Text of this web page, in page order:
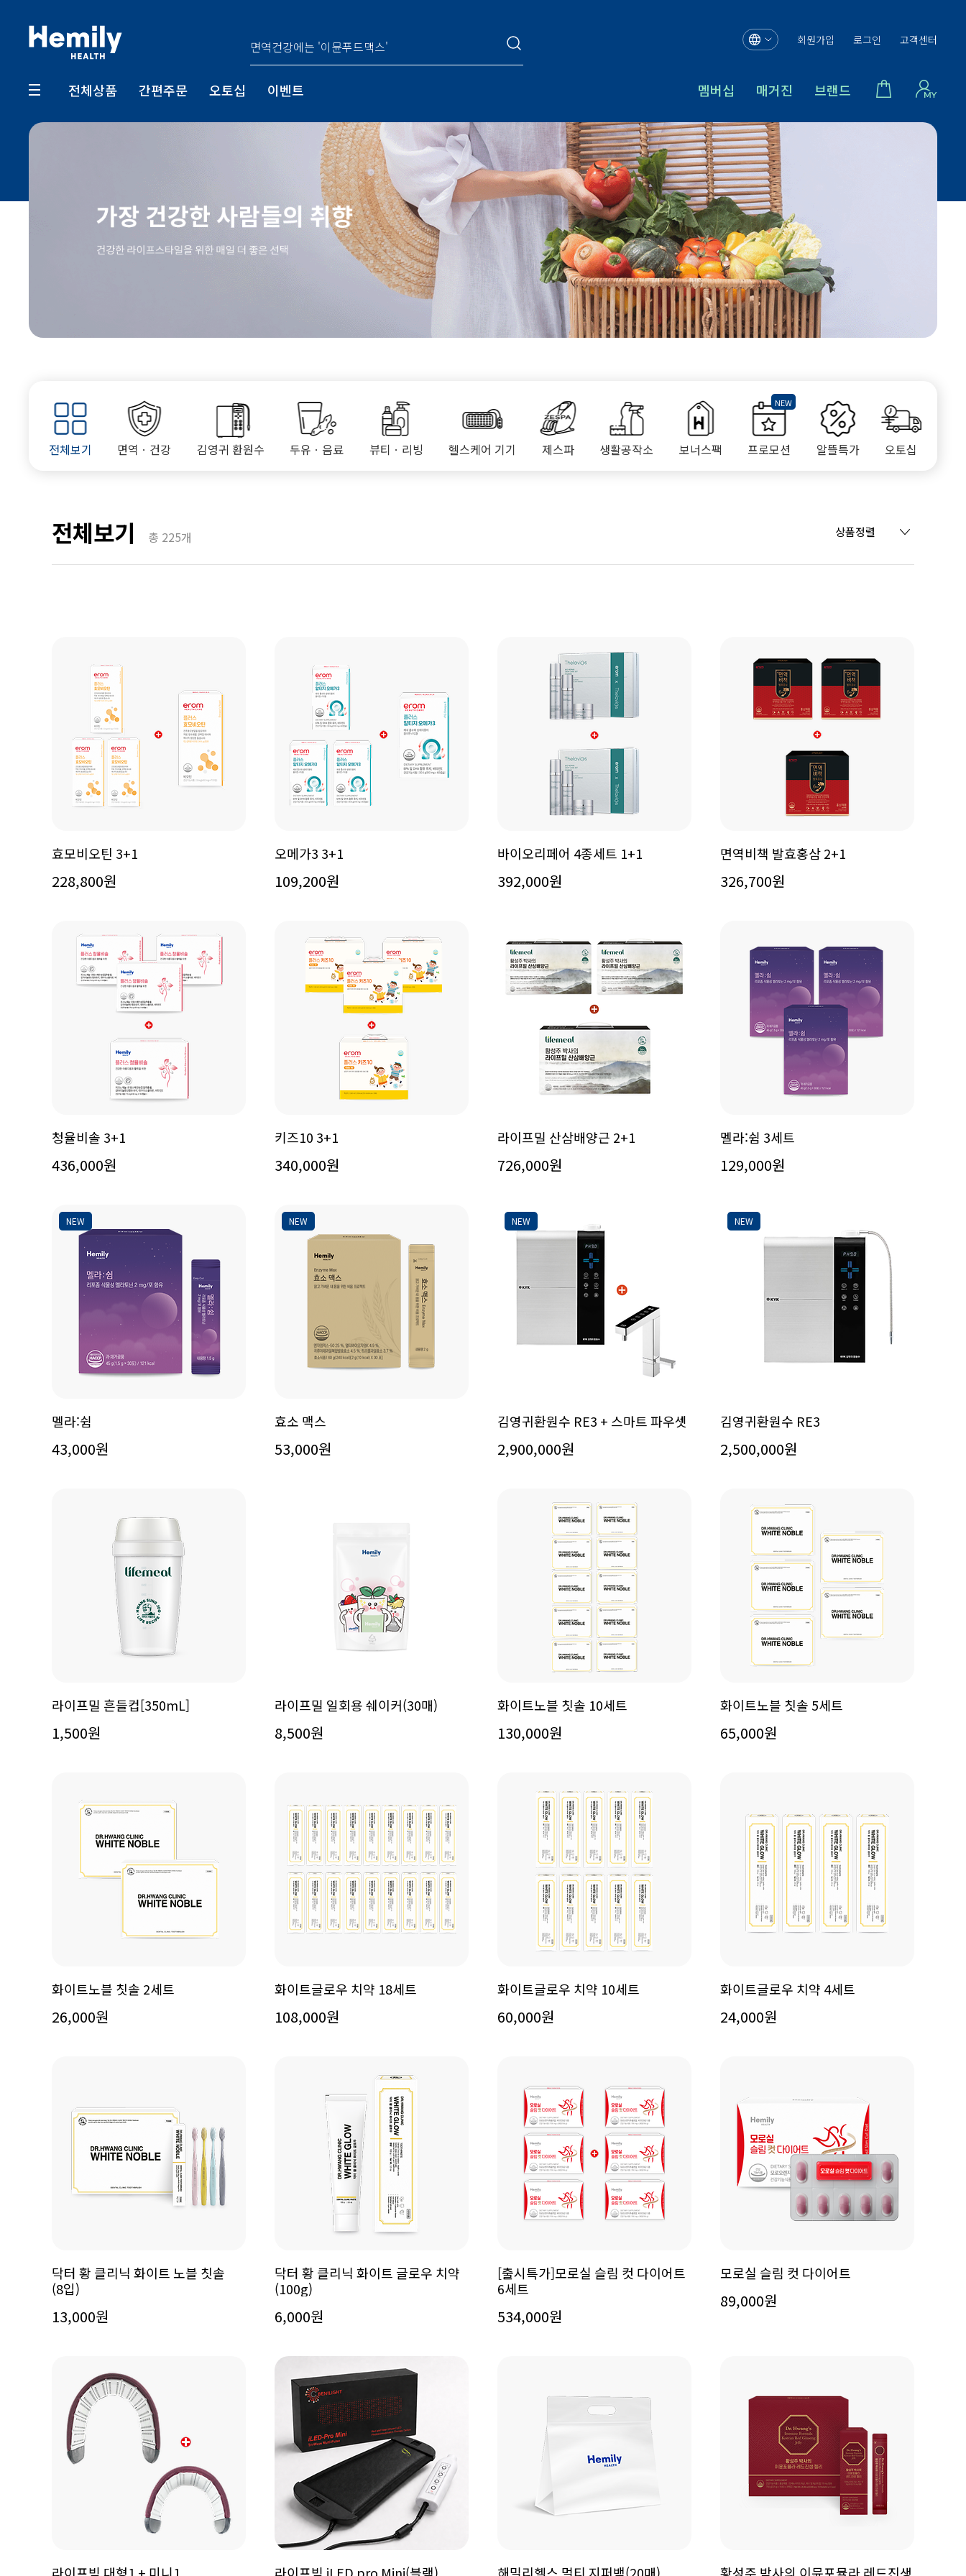
회원가입 로그인 고객센터
전체상품 간편주문 오토십 이벤트 멤버십 매거진 브랜드
전체보기 면역ㆍ건강 김영귀 환원수 두유ㆍ음료 뷰티ㆍ리빙 헬스케어 기기 제스파 생활공작소 보너스팩 프로모션 알뜰특가 오토십
전체보기 총 225개 상품정렬
효모비오틴 3+1
228,800원
오메가3 3+1
109,200원
바이오리페어 4종세트 1+1
392,000원
면역비책 발효홍삼 2+1
326,700원
청율비솔 3+1
436,000원
키즈10 3+1
340,000원
라이프밀 산삼배양근 2+1
726,000원
멜라:쉼 3세트
129,000원
NEW
멜라:쉼
43,000원
NEW
효소 맥스
53,000원
NEW
김영귀환원수 RE3 + 스마트 파우셋
2,900,000원
NEW
김영귀환원수 RE3
2,500,000원
라이프밀 흔들컵[350mL]
1,500원
라이프밀 일회용 쉐이커(30매)
8,500원
화이트노블 칫솔 10세트
130,000원
화이트노블 칫솔 5세트
65,000원
화이트노블 칫솔 2세트
26,000원
화이트글로우 치약 18세트
108,000원
화이트글로우 치약 10세트
60,000원
화이트글로우 치약 4세트
24,000원
닥터 황 클리닉 화이트 노블 칫솔
(8입)
13,000원
닥터 황 클리닉 화이트 글로우 치약
(100g)
6,000원
[출시특가]모로실 슬림 컷 다이어트
6세트
534,000원
모로실 슬림 컷 다이어트
89,000원